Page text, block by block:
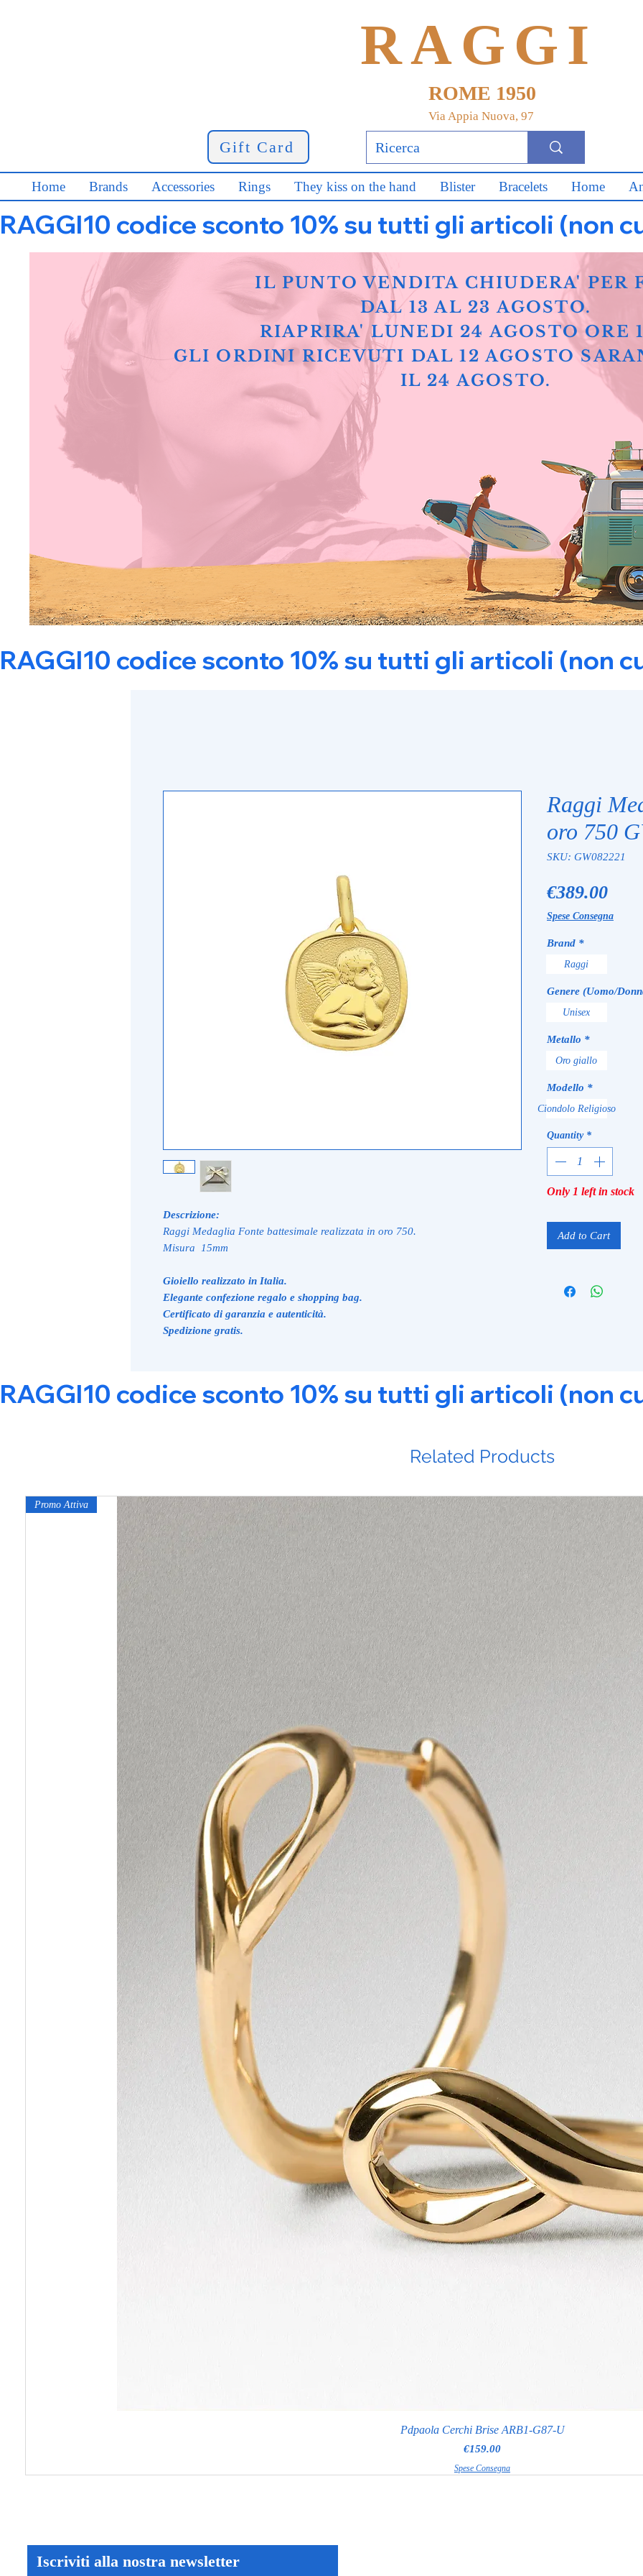
RAGGI
ROME 1950
Via Appia Nuova, 97
Gift Card
Home Brands Accessories Rings They kiss on the hand Blister Bracelets Home
RAGGI10 codice sconto 10% su tutti gli articoli (non
IL PUNTO VENDITA CHIUDERA' PER
DAL 13 AL 23 AGOSTO.
RIAPRIRA' LUNEDI 24 AGOSTO ORE
GLI ORDINI RICEVUTI DAL 12 AGOSTO
IL 24 AGOSTO.
RAGGI10 codice sconto 10% su tutti gli articoli (non
Descrizione:
Raggi Medaglia Fonte battesimale realizzata in oro 750.
Misura 15mm
Gioiello realizzato in Italia.
Elegante confezione regalo e shopping bag.
Certificato di garanzia e autenticità.
Spedizione gratis.
Raggi
oro 750
SKU: GW082221
€389.00
Spese Consegna
Brand *
Raggi
Genere (Uomo/
Unisex
Metallo *
Oro giallo
Modello *
Ciondolo Religioso
Quantity *
Only 1 left in stock
Add to Cart
RAGGI10 codice sconto 10% su tutti gli articoli (non
Related Products
Promo Attiva
Pdpaola Cerchi Brise ARB1-G87-U
Price
€159.00
Spese Consegna
Iscriviti alla nostra newsletter